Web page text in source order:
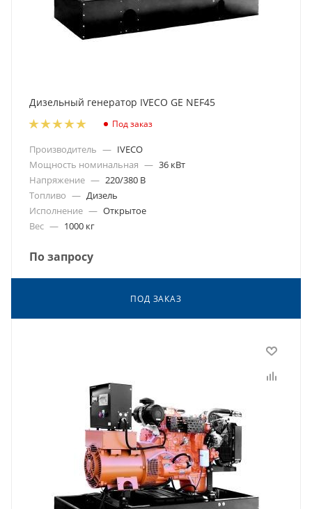
Дизельный генератор IVECO GE NEF45
Под заказ
Производитель — IVECO
Мощность номинальная — 36 кВт
Напряжение — 220/380 В
Топливо — Дизель
Исполнение — Открытое
Вес — 1000 кг
По запросу
ПОД ЗАКАЗ